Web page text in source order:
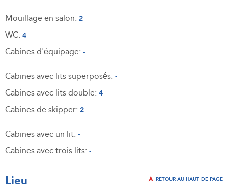
Mouillage en salon: 2
WC: 4
Cabines d'équipage: -
Cabines avec lits superposés: -
Cabines avec lits double: 4
Cabines de skipper: 2
Cabines avec un lit: -
Cabines avec trois lits: -
Lieu RETOUR AU HAUT DE PAGE